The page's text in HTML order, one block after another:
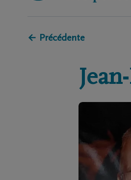
← Précédente